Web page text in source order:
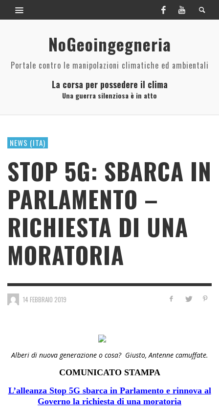
NoGeoingegneria
Portale contro le manipolazioni climatiche ed ambientali
La corsa per possedere il clima
Una guerra silenziosa è in atto
NEWS (ITA)
STOP 5G: SBARCA IN
PARLAMENTO –
RICHIESTA DI UNA
MORATORIA
14 FEBBRAIO 2019
Alberi di nuova generazione o cosa? Giusto, Antenne camuffate.
COMUNICATO STAMPA
L’alleanza Stop 5G sbarca in Parlamento e rinnova al
Governo la richiesta di una moratoria